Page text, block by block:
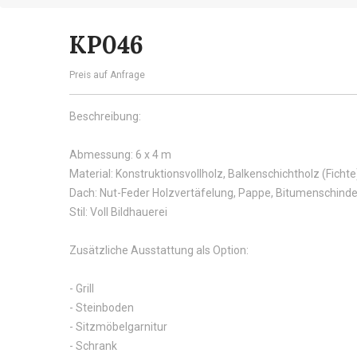
KP046
Preis auf Anfrage
Beschreibung:
Abmessung: 6 x 4 m
Material: Konstruktionsvollholz, Balkenschichtholz
Dach: Nut-Feder Holzvertäfelung, Pappe,
Stil: Voll Bildhauerei
Zusätzliche Ausstattung als Option:
- Grill
- Steinboden
- Sitzmöbelgarnitur
- Schrank